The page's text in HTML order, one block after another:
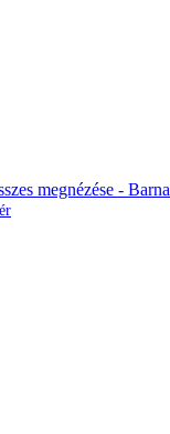
megnézése - Barna